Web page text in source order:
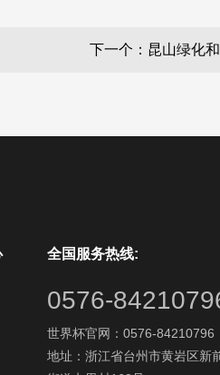
下一个：昆山绿化
全国服务热线:
0576-
世界杯官网：0576-84210796
地址：浙江省台州市黄岩区新